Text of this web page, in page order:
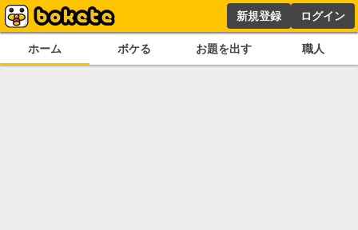
新規登録 ログイン
ホーム ボケる お題を出す 職人